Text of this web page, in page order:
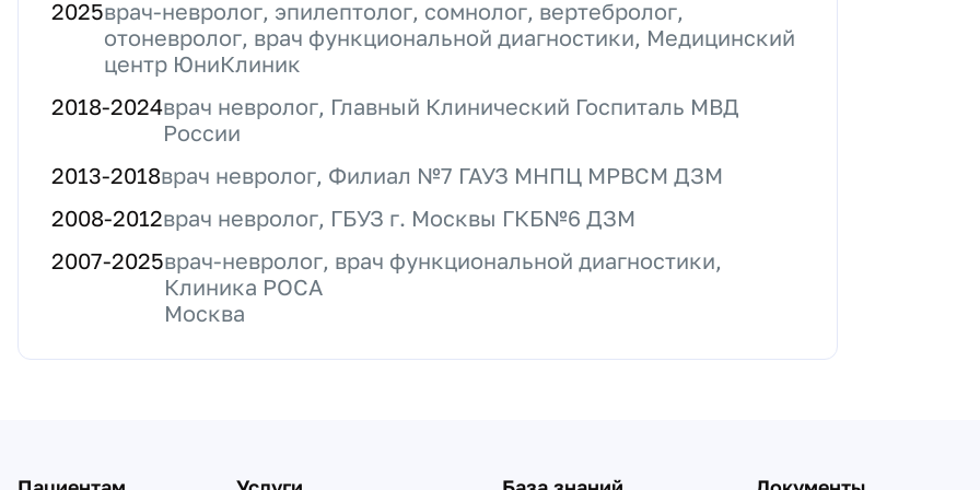
2025врач-невролог, эпилептолог, сомнолог, вертебролог,
отоневролог, врач функциональной диагностики, Медицинский
центр ЮниКлиник
2018-2024врач невролог, Главный Клинический Госпиталь МВД
России
2013-2018врач невролог, Филиал №7 ГАУЗ МНПЦ МРВСМ ДЗМ
2008-2012врач невролог, ГБУЗ г. Москвы ГКБ№6 ДЗМ
2007-2025врач-невролог, врач функциональной диагностики,
Клиника РОСА
Москва